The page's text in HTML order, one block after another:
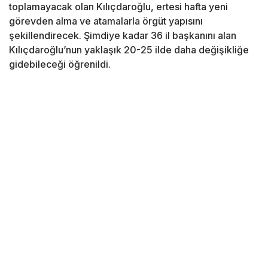
toplamayacak olan Kılıçdaroğlu, ertesi hafta yeni
görevden alma ve atamalarla örgüt yapısını
şekillendirecek. Şimdiye kadar 36 il başkanını alan
Kılıçdaroğlu’nun yaklaşık 20-25 ilde daha değişikliğe
gidebileceği öğrenildi.